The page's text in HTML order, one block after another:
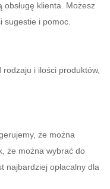
klienta. Możesz
sugestie i pomoc.
i ilości produktów,
że można
że można wybrać do
najbardziej opłacalny dla